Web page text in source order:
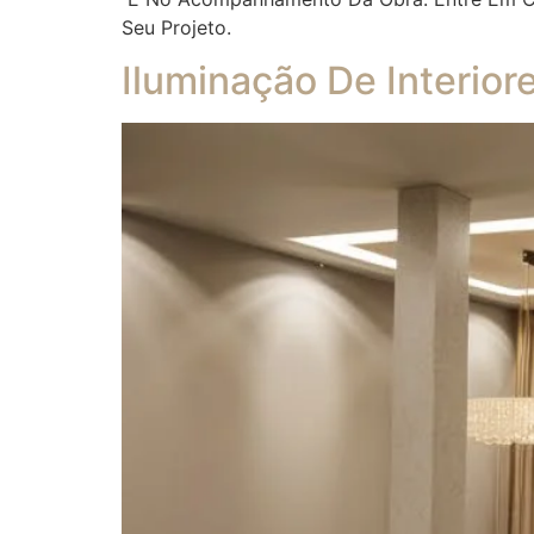
Seu Projeto.
Iluminação De